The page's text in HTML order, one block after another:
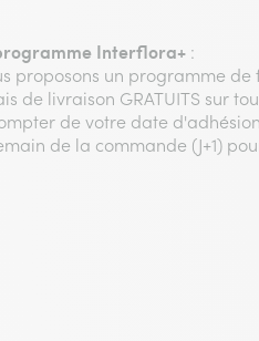
Interflora+ :
proposons un programme
de livraison GRATUITS sur
de votre date
de la commande (J+1)